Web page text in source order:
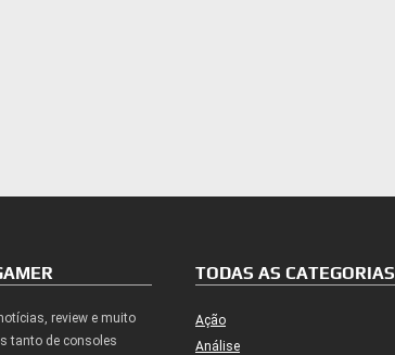
review e muito
tanto de consoles
TODAS AS CATEGORIAS
Ação
Análise